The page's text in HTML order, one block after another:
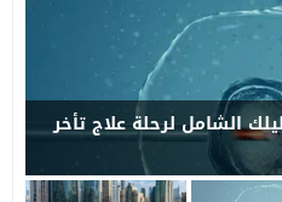
من الماء: القوارب